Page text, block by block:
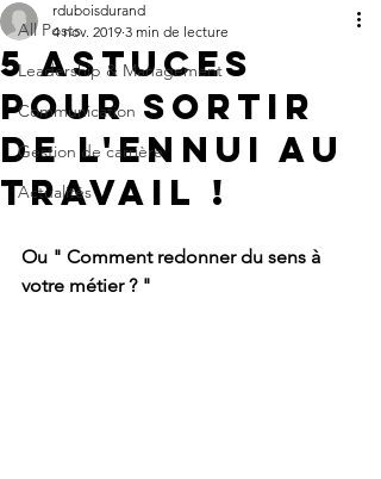
All Posts
Leadership & Management
Communication
Gestion de carrière
Actualités
5 astuces
pour sortir
de l'ennui au
travail !
rduboisdurand
4 nov. 2019 3 min de lecture
Ou " Comment redonner du sens à
votre métier ? "